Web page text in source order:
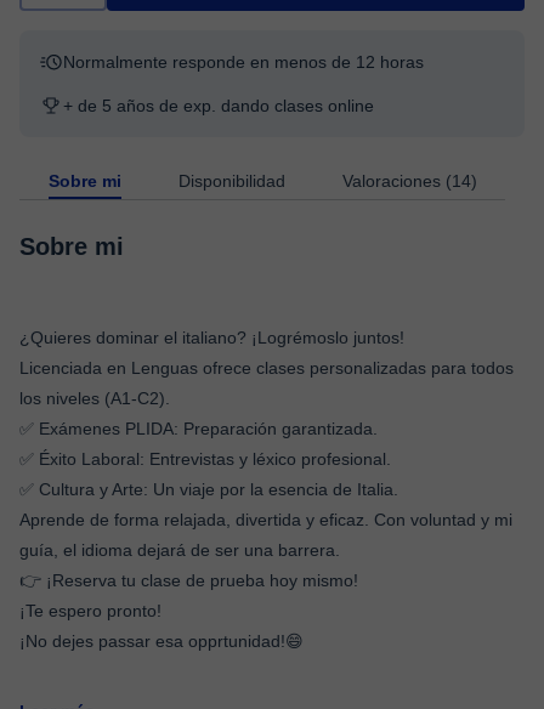
Normalmente responde en menos de 12 horas
+ de 5 años de exp. dando clases online
Sobre mi Disponibilidad Valoraciones (14)
Sobre mi
​¿Quieres dominar el italiano? ¡Logrémoslo juntos!
​Licenciada en Lenguas ofrece clases personalizadas para todos
los niveles (A1-C2).
​✅ Exámenes PLIDA: Preparación garantizada. ​
✅ Éxito Laboral: Entrevistas y léxico profesional.
​✅ Cultura y Arte: Un viaje por la esencia de Italia.
​Aprende de forma relajada, divertida y eficaz. Con voluntad y mi
guía, el idioma dejará de ser una barrera.
​👉 ¡Reserva tu clase de prueba hoy mismo!
¡Te espero pronto!
¡No dejes passar esa opprtunidad!😄